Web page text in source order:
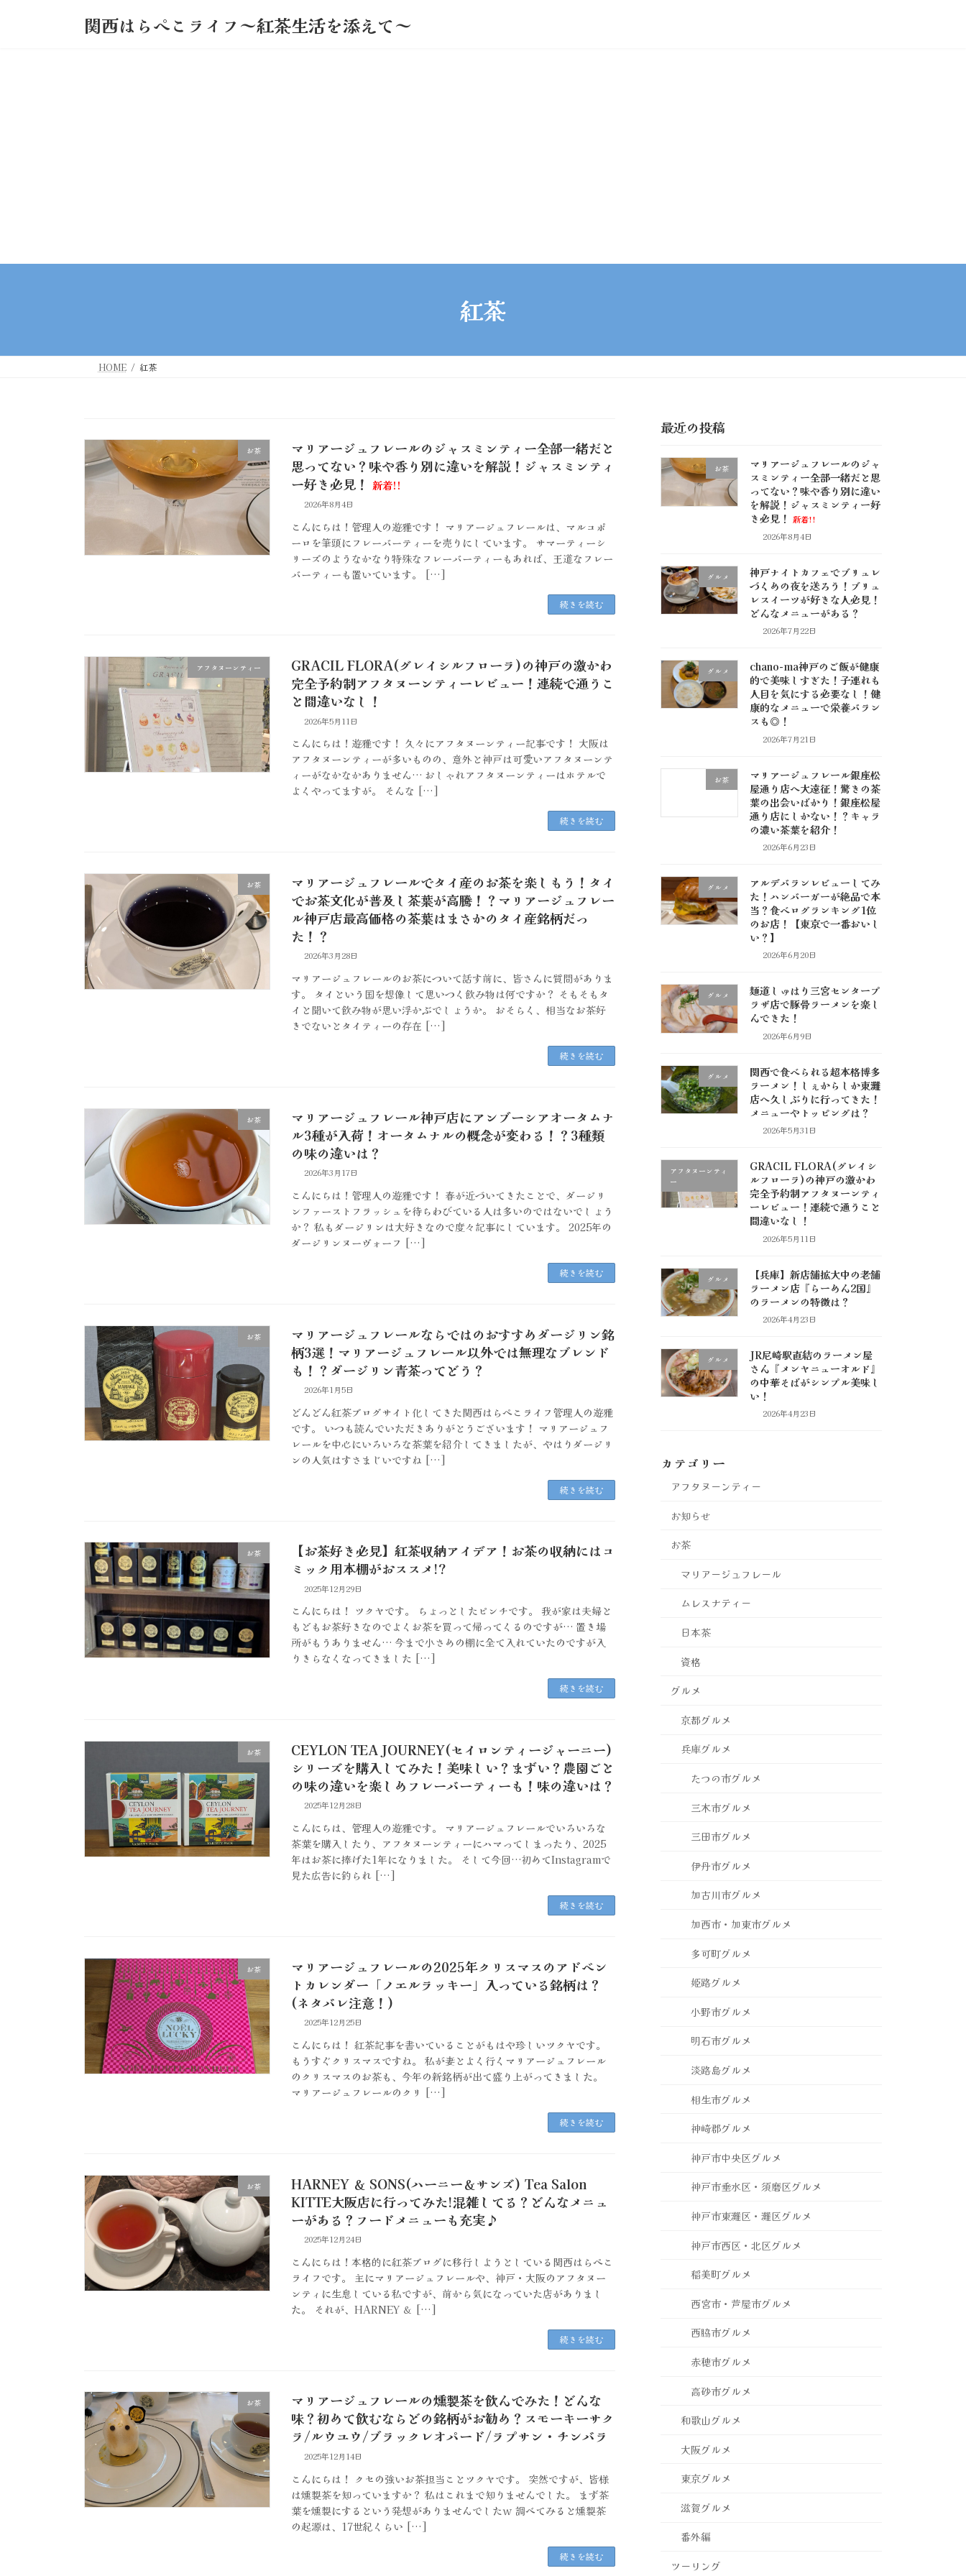
関西はらぺこライフ～紅茶生活を添えて～
紅茶
HOME 紅茶
お茶
マリアージュフレールのジャスミンティー全部一緒だと
思ってない？味や香り別に違いを解説！ジャスミンティ
ー好き必見！
新着!!
2026年8月4日
こんにちは！管理人の遊雅です！ マリアージュフレールは、マルコポ
ーロを筆頭にフレーバーティーを売りにしています。 サマーティーシ
リーズのようなかなり特殊なフレーバーティーもあれば、王道なフレー
バーティーも置いています。 […]
続きを読む
アフタヌーンティー
GRACIL FLORA(グレイシルフローラ)の神戸の激かわ
完全予約制アフタヌーンティーレビュー！連続で通うこ
と間違いなし！
2026年5月11日
こんにちは！遊雅です！ 久々にアフタヌーンティー記事です！ 大阪は
アフタヌーンティーが多いものの、意外と神戸は可愛いアフタヌーンテ
ィーがなかなかありません… おしゃれアフタヌーンティーはホテルで
よくやってますが。 そんな […]
続きを読む
お茶
マリアージュフレールでタイ産のお茶を楽しもう！タイ
でお茶文化が普及し茶葉が高騰！？マリアージュフレー
ル神戸店最高価格の茶葉はまさかのタイ産銘柄だっ
た！？
2026年3月28日
マリアージュフレールのお茶について話す前に、皆さんに質問がありま
す。 タイという国を想像して思いつく飲み物は何ですか？ そもそもタ
イと聞いて飲み物が思い浮かぶでしょうか。 おそらく、相当なお茶好
きでないとタイティーの存在 […]
続きを読む
お茶
マリアージュフレール神戸店にアンブーシアオータムナ
ル3種が入荷！オータムナルの概念が変わる！？3種類
の味の違いは？
2026年3月17日
こんにちは！管理人の遊雅です！ 春が近づいてきたことで、ダージリ
ンファーストフラッシュを待ちわびている人は多いのではないでしょう
か？ 私もダージリンは大好きなので度々記事にしています。 2025年の
ダージリンヌーヴォーフ […]
続きを読む
お茶
マリアージュフレールならではのおすすめダージリン銘
柄3選！マリアージュフレール以外では無理なブレンド
も！？ダージリン青茶ってどう？
2026年1月5日
どんどん紅茶ブログサイト化してきた関西はらぺこライフ管理人の遊雅
です。 いつも読んでいただきありがとうございます！ マリアージュフ
レールを中心にいろいろな茶葉を紹介してきましたが、やはりダージリ
ンの人気はすさまじいですね […]
続きを読む
お茶
【お茶好き必見】紅茶収納アイデア！お茶の収納にはコ
ミック用本棚がおススメ!?
2025年12月29日
こんにちは！ ツクヤです。 ちょっとしたピンチです。 我が家は夫婦と
もどもお茶好きなのでよくお茶を買って帰ってくるのですが… 置き場
所がもうありません… 今まで小さめの棚に全て入れていたのですが入
りきらなくなってきました […]
続きを読む
お茶
CEYLON TEA JOURNEY(セイロンティージャーニー)
シリーズを購入してみた！美味しい？まずい？農園ごと
の味の違いを楽しめフレーバーティーも！味の違いは？
2025年12月28日
こんにちは、管理人の遊雅です。 マリアージュフレールでいろいろな
茶葉を購入したり、アフタヌーンティーにハマってしまったり、2025
年はお茶に捧げた1年になりました。 そして今回…初めてInstagramで
見た広告に釣られ […]
続きを読む
お茶
マリアージュフレールの2025年クリスマスのアドベン
トカレンダー「ノエルラッキー」入っている銘柄は？
(ネタバレ注意！)
2025年12月25日
こんにちは！ 紅茶記事を書いていることがもはや珍しいツクヤです。
もうすぐクリスマスですね。 私が妻とよく行くマリアージュフレール
のクリスマスのお茶も、今年の新銘柄が出て盛り上がってきました。
マリアージュフレールのクリ […]
続きを読む
お茶
HARNEY ＆ SONS(ハーニー＆サンズ) Tea Salon
KITTE大阪店に行ってみた!混雑してる？どんなメニュ
ーがある？フードメニューも充実♪
2025年12月24日
こんにちは！本格的に紅茶ブログに移行しようとしている関西はらぺこ
ライフです。 主にマリアージュフレールや、神戸・大阪のアフタヌー
ンティに生息している私ですが、前から気になっていた店がありまし
た。 それが、HARNEY ＆ […]
続きを読む
お茶
マリアージュフレールの燻製茶を飲んでみた！どんな
味？初めて飲むならどの銘柄がお勧め？スモーキーサク
ラ/ルウユウ/ブラックレオパード/ラプサン・チンバラ
2025年12月14日
こんにちは！ クセの強いお茶担当ことツクヤです。 突然ですが、皆様
は燻製茶を知っていますか？ 私はこれまで知りませんでした。 まず茶
葉を燻製にするという発想がありませんでしたｗ 調べてみると燻製茶
の起源は、17世紀くらい […]
続きを読む
最近の投稿
お茶
マリアージュフレールのジャ
スミンティー全部一緒だと思
ってない？味や香り別に違い
を解説！ジャスミンティー好
き必見！ 新着!!
2026年8月4日
グルメ
神戸ナイトカフェでブリュレ
づくめの夜を送ろう！ブリュ
レスイーツが好きな人必見！
どんなメニューがある？
2026年7月22日
グルメ
chano-ma神戸のご飯が健康
的で美味しすぎた！子連れも
人目を気にする必要なし！健
康的なメニューで栄養バラン
スも◎！
2026年7月21日
お茶
マリアージュフレール銀座松
屋通り店へ大遠征！驚きの茶
葉の出会いばかり！銀座松屋
通り店にしかない！？キャラ
の濃い茶葉を紹介！
2026年6月23日
グルメ
アルデバランレビューしてみ
た！ハンバーガーが絶品で本
当？食べログランキング1位
のお店！【東京で一番おいし
い？】
2026年6月20日
グルメ
麺道しゅはり三宮センタープ
ラザ店で豚骨ラーメンを楽し
んできた！
2026年6月9日
グルメ
関西で食べられる超本格博多
ラーメン！しぇからしか東灘
店へ久しぶりに行ってきた！
メニューやトッピングは？
2026年5月31日
アフタヌーンティ
ー
GRACIL FLORA(グレイシ
ルフローラ)の神戸の激かわ
完全予約制アフタヌーンティ
ーレビュー！連続で通うこと
間違いなし！
2026年5月11日
グルメ
【兵庫】新店舗拡大中の老舗
ラーメン店『らーめん2国』
のラーメンの特徴は？
2026年4月23日
グルメ
JR尼崎駅直結のラーメン屋
さん『メンヤニューオルド』
の中華そばがシンプル美味し
い！
2026年4月23日
カテゴリー
アフタヌーンティー
お知らせ
お茶
マリアージュフレール
ムレスナティー
日本茶
資格
グルメ
京都グルメ
兵庫グルメ
たつの市グルメ
三木市グルメ
三田市グルメ
伊丹市グルメ
加古川市グルメ
加西市・加東市グルメ
多可町グルメ
姫路グルメ
小野市グルメ
明石市グルメ
淡路島グルメ
相生市グルメ
神崎郡グルメ
神戸市中央区グルメ
神戸市垂水区・須磨区グルメ
神戸市東灘区・灘区グルメ
神戸市西区・北区グルメ
稲美町グルメ
西宮市・芦屋市グルメ
西脇市グルメ
赤穂市グルメ
高砂市グルメ
和歌山グルメ
大阪グルメ
東京グルメ
滋賀グルメ
番外編
ツーリング